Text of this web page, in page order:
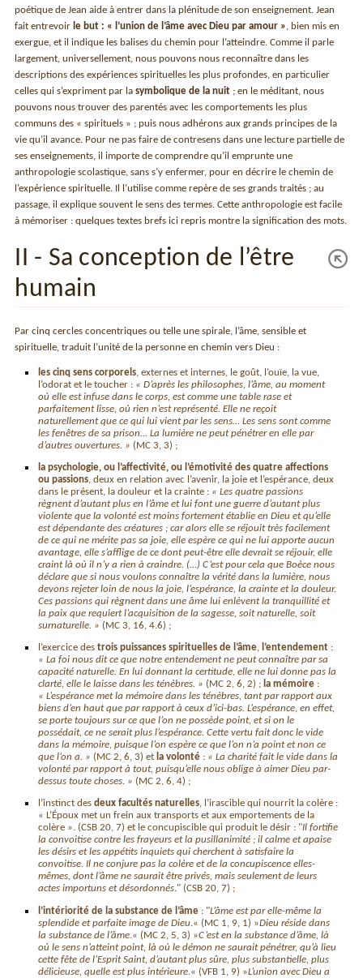
poétique de Jean aide à entrer dans la plénitude de son enseignement. Jean
fait entrevoir le but : « l’union de l’âme avec Dieu par amour », bien mis en
exergue, et il indique les balises du chemin pour l’atteindre. Comme il parle
largement, universellement, nous pouvons nous reconnaître dans les
descriptions des expériences spirituelles les plus profondes, en particulier
celles qui s’expriment par lasymbolique de la nuit ; en le méditant, nous
pouvons nous trouver des parentés avec les comportements les plus
communs des « spirituels » ; puis nous adhérons aux grands principes de la
vie qu’il avance. Pour ne pas faire de contresens dans une lecture partielle de
ses enseignements, il importe de comprendre qu’il emprunte une
anthropologie scolastique, sans s’y enfermer, pour en décrire le chemin de
l’expérience spirituelle. Il l’utilise comme repère de ses grands traités ; au
passage, il explique souvent le sens des termes. Cette anthropologie est facile
à mémoriser : quelques textes brefs ici repris montre la signification des mots.
II - Sa conception de l’être
humain
Par cinq cercles concentriques ou telle une spirale, l’âme, sensible et
spirituelle, traduit l’unité de la personne en chemin vers Dieu :
les cinq sens corporels, externes et internes, le goût, l’ouïe, la vue,
l’odorat et le toucher : « D’après les philosophes, l’âme, au moment
où elle est infuse dans le corps, est comme une table rase et
parfaitement lisse, où rien n’est représenté. Elle ne reçoit
naturellement que ce qui lui vient par les sens… Les sens sont comme
les fenêtres de sa prison… La lumière ne peut pénétrer en elle par
d’autres ouvertures. » (MC 3, 3) ;
la psychologie, ou l’affectivité, ou l’émotivité des quatre affections
ou passions, deux en relation avec l’avenir, la joie et l’espérance, deux
dans le présent, la douleur et la crainte : « Les quatre passions
règnent d’autant plus en l’âme et lui font une guerre d’autant plus
violente que la volonté est moins fortement établie en Dieu et qu’elle
est dépendante des créatures ; car alors elle se réjouit très facilement
de ce qui ne mérite pas sa joie, elle espère ce qui ne lui apporte aucun
avantage, elle s’afflige de ce dont peut-être elle devrait se réjouir, elle
craint là où il n’y a rien à craindre. (…) C’est pour cela que Boèce nous
déclare que si nous voulons connaître la vérité dans la lumière, nous
devons rejeter loin de nous la joie, l’espérance, la crainte et la douleur.
Ces passions qui règnent dans une âme lui enlèvent la tranquillité et
la paix que requiert l’acquisition de la sagesse, soit naturelle, soit
surnaturelle. » (MC 3, 16, 4.6) ;
l’exercice des trois puissances spirituelles de l’âme, l’entendement:
« La foi nous dit ce que notre entendement ne peut connaître par sa
capacité naturelle. En lui donnant la certitude, elle ne lui donne pas la
clarté, elle le laisse dans les ténèbres. » (MC 2, 6, 2) ; la mémoire:
« L’espérance met la mémoire dans les ténèbres, tant par rapport aux
biens d’en haut que par rapport à ceux d’ici-bas. L’espérance, en effet,
se porte toujours sur ce que l’on ne possède point, et si on le
possédait, ce ne serait plus l’espérance. Cette vertu fait donc le vide
dans la mémoire, puisque l’on espère ce que l’on n’a point et non ce
que l’on a. » (MC 2, 6, 3) et la volonté: « La charité fait le vide dans la
volonté par rapport à tout, puisqu’elle nous oblige à aimer Dieu par-
dessus toute choses. » (MC 2, 6, 4) ;
l’instinct des deux facultés naturelles, l’irascible qui nourrit la colère :
« L’Époux met un frein aux transports et aux emportements de la
colère ». (CSB 20, 7) et le concupiscible qui produit le désir : "Il fortifie
la convoitise contre les frayeurs et la pusillanimité ; il calme et apaise
les désirs et les appétits inquiets qui cherchent à satisfaire la
convoitise. Il ne conjure pas la colère et de la concupiscence elles-
mêmes, dont l’âme ne saurait être privés, mais seulement de leurs
actes importuns et désordonnés." (CSB 20, 7) ;
l’intériorité de la substance de l’âme: "L’âme est par elle-même la
splendide et parfaite image de Dieu.« (MC 1, 9, 1) »Dieu réside dans
la substance de l’âme.« (MC 2, 5, 3) »C’est en la substance d’âme, là
où le sens n’atteint point, là où le démon ne saurait pénétrer, qu’à lieu
cette fête de l’Esprit Saint, d’autant plus sûre, plus substantielle, plus
délicieuse, quelle est plus intérieure.« (VFB 1, 9) »L’union avec Dieu a